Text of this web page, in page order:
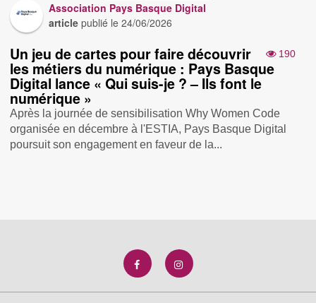
Association Pays Basque Digital
article publié le24/06/2026
190
Un jeu de cartes pour faire découvrir
les métiers du numérique : Pays Basque
Digital lance « Qui suis-je ? – Ils font le
numérique »
Après la journée de sensibilisation Why Women Code
organisée en décembre à l'ESTIA, Pays Basque Digital
poursuit son engagement en faveur de la...